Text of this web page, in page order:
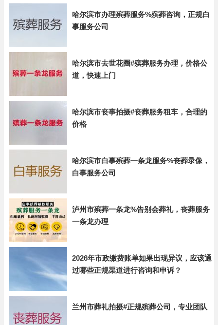
哈尔滨市办理殡葬服务%殡葬咨询，正规白
事服务公司
哈尔滨市去世花圈#殡葬服务办理，价格公
道，快速上门
哈尔滨市丧事拍摄#丧葬服务租车，合理的
价格
哈尔滨市白事殡葬一条龙服务%丧葬录像，
白事服务公司
泸州市殡葬一条龙%告别会葬礼，丧葬服务
一条龙办理
2026年市政缴费账单如果出现异议，应该通
过哪些正规渠道进行咨询和申诉？
兰州市葬礼拍摄#正规殡葬公司，专业团队